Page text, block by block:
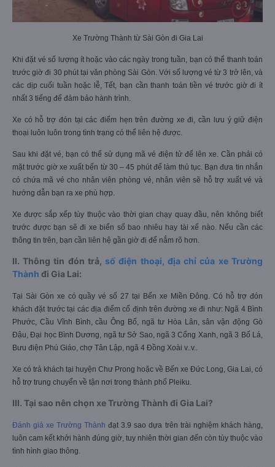
Xe Trường Thành từ Sài Gòn đi Gia Lai
Khi đặt vé số lượng ít hoặc vào các ngày trong tuần, bạn có thể thanh toán
trước giờ đi 30 phút tại văn phòng Sài Gòn. Với số lượng vé từ 3 trở lên, và
các dịp cuối tuần hoặc lễ, Tết, bạn cần thanh toán tiền vé trước giờ đi ít
nhất 3 tiếng để đảm bảo hành trình.
Xe có hỗ trợ đón tại các điểm hẹn trên đường xe đi, cần lưu ý giữ điện
thoại luôn luôn trong tình trạng có thể liên hệ được.
Sau khi đặt vé, bạn có thể sử dụng mã vé điện tử để lên xe. Cần phải có
mặt trước giờ xe xuất bến từ 30 – 45 phút để làm thủ tục. Bạn đưa tin nhắn
có chứa mã vé cho nhân viên phòng vé, nhân viên sẽ hỗ trợ xuất vé và
hướng dẫn bạn ra xe phù hợp.
Xe được sắp xếp tùy thuộc vào thời gian chạy quay đầu, nên không biết
trước được bạn sẽ đi xe biển số bao nhiêu hay tài xế nào. Nếu cần các
thông tin trên, bạn cần liên hệ gần giờ đi để nắm rõ hơn.
II. Thông tin đón trả, số điện thoại, địa chỉ của xe Trường
Thành đi Gia Lai:
Tại Sài Gòn xe có quầy vé số 27 tại Bến xe Miền Đông. Có hỗ trợ đón
khách đặt trước tại các địa điểm cố định trên đường xe đi như: Ngã 4 Bình
Phước, Cầu Vĩnh Bình, cầu Ông Bố, ngã tư Hòa Lân, sân vận động Gò
Đậu, Đại học Bình Dương, ngã tư Sở Sao, ngã 3 Cổng Xanh, ngã 3 Bố Lá,
Bưu điện Phú Giáo, chợ Tân Lập, ngã 4 Đồng Xoài v..v..
Xe có trả khách tại huyện Chư Prong hoặc về Bến xe Đức Long, Gia Lai, có
hỗ trợ trung chuyển về tận nơi trong thành phố Pleiku.
III. Tại sao nên chọn xe Trường Thành đi Gia Lai?
Đánh giá xe Trường Thành đạt 3.9 sao dựa trên trài nghiệm khách hàng,
luôn cam kết khởi hành đúng giờ, tuy nhiên thời gian đến còn tùy thuộc vào
tình hình giao thông.